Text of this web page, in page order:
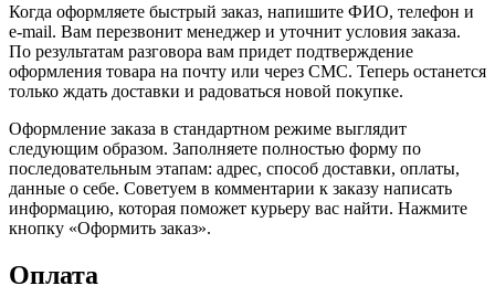
Когда оформляете быстрый заказ, напишите ФИО, телефон и
e-mail. Вам перезвонит менеджер и уточнит условия заказа.
По результатам разговора вам придет подтверждение
оформления товара на почту или через СМС. Теперь останется
только ждать доставки и радоваться новой покупке.
Оформление заказа в стандартном режиме выглядит
следующим образом. Заполняете полностью форму по
последовательным этапам: адрес, способ доставки, оплаты,
данные о себе. Советуем в комментарии к заказу написать
информацию, которая поможет курьеру вас найти. Нажмите
кнопку «Оформить заказ».
Оплата